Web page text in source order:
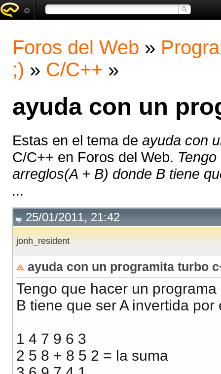
Foros del Web »
;) » C/C++ »
ayuda con un
Estas en el tema de ayuda con
C/C++ en Foros del Web.
arreglos(A + B) donde B tiene
...
25/01/2011, 21:42
jonh_resident
ayuda con un programita turbo
Tengo que hacer un
B tiene que ser A invertida por
1 4 7 9 6 3
2 5 8 + 8 5 2 = la suma